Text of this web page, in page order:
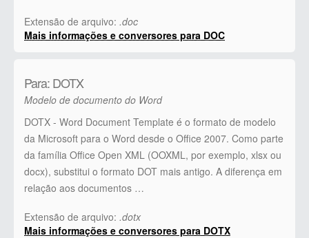
Extensão de arquivo: .doc
Mais informações e conversores para DOC
Para: DOTX
Modelo de documento do Word
DOTX - Word Document Template é o formato de modelo
da Microsoft para o Word desde o Office 2007. Como parte
da família Office Open XML (OOXML, por exemplo, xlsx ou
docx), substitui o formato DOT mais antigo. A diferença em
relação aos documentos …
Extensão de arquivo: .dotx
Mais informações e conversores para DOTX